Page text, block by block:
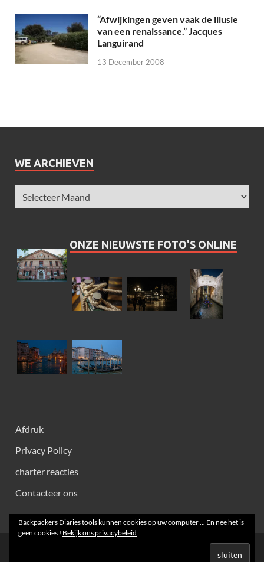
“Afwijkingen geven vaak de illusie
van een renaissance.” Jacques
Languirand
13 December 2008
WE ARCHIEVEN
ONZE NIEUWSTE FOTO'S ONLINE
Afdruk
Privacy Policy
charter reacties
Contacteer ons
Creative Commons 2008 - 2026 ~ Diaries Backpackers
Backpackers Diaries tools kunnen cookies op uw computer ... En nee het is
geen cookies ! Bekijk ons ​​privacybeleid